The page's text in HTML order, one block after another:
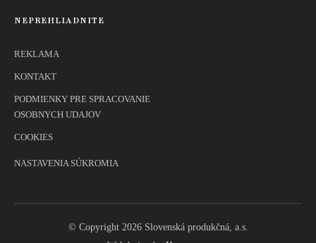
NEPREHLIADNITE
REKLAMA
KONTAKT
PODMIENKY PRE SPRACOVANIE
OSOBNYCH UDAJOV
COOKIES
NASTAVENIA SÚKROMIA
© Copyright 2026 Slovenská produkčná, a.s.